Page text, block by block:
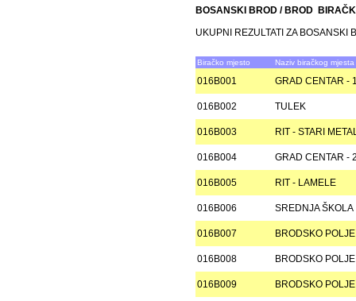
BOSANSKI BROD / BROD
UKUPNI REZULTATI ZA BOSANSKI
Biračko mjesto Naziv biračkog mjesta
016B001 GRAD CENTAR -
016B002 TULEK
016B003 RIT - STARI
016B004 GRAD CENTAR -
016B005 RIT - LAMELE
016B006 SREDNJA ŠKOLA
016B007 BRODSKO
016B008 BRODSKO
016B009 BRODSKO